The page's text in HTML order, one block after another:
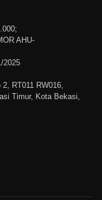
AHU-
2025
RT011 RW016,
Timur, Kota Bekasi,